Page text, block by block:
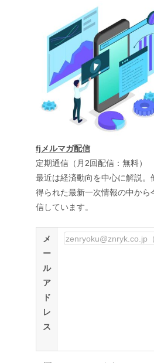
fjメルマガ配信
定期通信（月2回配信：無料）
最近は経済動向を中心に解説。
得られた最新一次情報の中から
信しています。
メ
ー
ル
ア
ド
レ
ス